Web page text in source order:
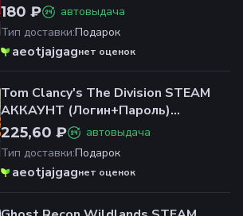
180 ₽
автовыдача
Тип доставки:Подарок
aeotjajgagнет оценок
Tom Clancy's The Division STEAM
АККАУНТ (Логин+Пароль)
ОФЛАЙН+ОНЛАЙН
225,60 ₽
автовыдача
Тип доставки:Подарок
aeotjajgagнет оценок